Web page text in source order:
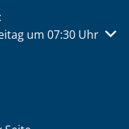
Schließzeiten
um 07:30 Uhr